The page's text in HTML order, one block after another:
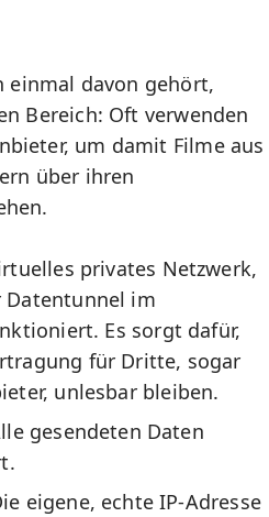
einmal davon gehört,
Bereich: Oft verwenden
um damit Filme aus
über ihren
privates Netzwerk,
Datentunnel im
Es sorgt dafür,
für Dritte, sogar
unlesbar bleiben.
gesendeten Daten
eigene, echte IP-Adresse